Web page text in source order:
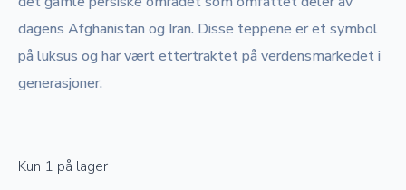
dagens Afghanistan og Iran. Disse teppene er et symbol
på luksus og har vært ettertraktet på verdensmarkedet i
generasjoner.
Kun 1 på lager